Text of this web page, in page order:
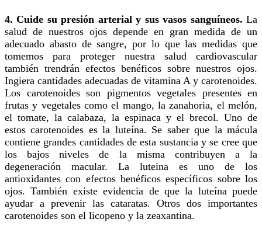
4. Cuide su presión arterial y sus vasos sanguíneos. La
salud de nuestros ojos depende en gran medida de un
adecuado abasto de sangre, por lo que las medidas que
tomemos para proteger nuestra salud cardiovascular
también trendrán efectos benéficos sobre nuestros ojos.
Ingiera cantidades adecuadas de vitamina A y carotenoides.
Los carotenoides son pigmentos vegetales presentes en
frutas y vegetales como el mango, la zanahoria, el melón,
el tomate, la calabaza, la espinaca y el brecol. Uno de
estos carotenoides es la luteína. Se saber que la mácula
contiene grandes cantidades de esta sustancia y se cree que
los bajos niveles de la misma contribuyen a la
degeneración macular. La luteina es uno de los
antioxidantes con efectos benéficos específicos sobre los
ojos. También existe evidencia de que la luteína puede
ayudar a prevenir las cataratas. Otros dos importantes
carotenoides son el licopeno y la zeaxantina.